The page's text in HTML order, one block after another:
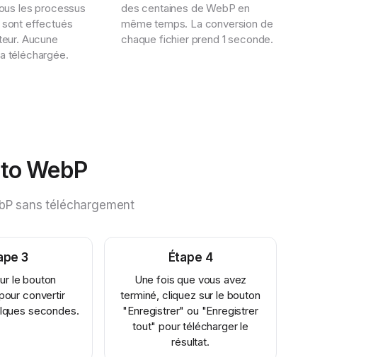
les processus
effectués
Aucune
téléchargée.
des centaines de WebP en
même temps. La conversion de
chaque fichier prend 1 seconde.
WebP
sans téléchargement
3
le bouton
convertir
secondes.
Étape 4
Une fois que vous avez
terminé, cliquez sur le bouton
"Enregistrer" ou "Enregistrer
tout" pour télécharger le
résultat.